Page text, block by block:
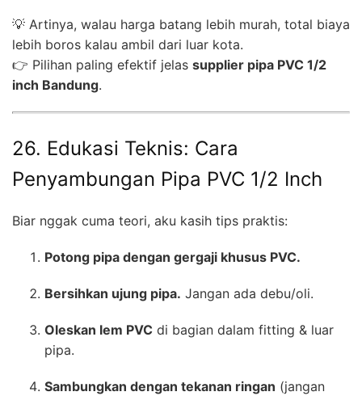
💡 Artinya, walau harga batang lebih murah, total biaya
lebih boros kalau ambil dari luar kota.
👉 Pilihan paling efektif jelas supplier pipa PVC 1/2
inch Bandung.
26. Edukasi Teknis: Cara
Penyambungan Pipa PVC 1/2 Inch
Biar nggak cuma teori, aku kasih tips praktis:
Potong pipa dengan gergaji khusus PVC.
Bersihkan ujung pipa. Jangan ada debu/oli.
Oleskan lem PVC di bagian dalam fitting & luar
pipa.
Sambungkan dengan tekanan ringan (jangan